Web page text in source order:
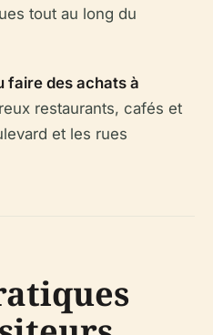
tout au long du
faire des achats à
restaurants, cafés et
et les rues